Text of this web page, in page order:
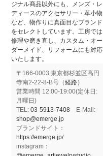
ジナル商品以外にも、メンズ・レ
ディースのアクセサリー・革小物
など、物作りに真面目なブランド
をセレクトしています。工房では
修理や磨き直し、カスタム・オー
ダーメイド、リフォームにも対応
いたします。
〒166-0003 東京都杉並区高円
寺南2-22-8-B号（経路）
営業時間 12:00-19:00(定休日:
月曜日)
TEL:03-5913-7408 E-Mail:
shop@emerge.jp
ブランドサイト：
https://emerge.jp/
instagram：